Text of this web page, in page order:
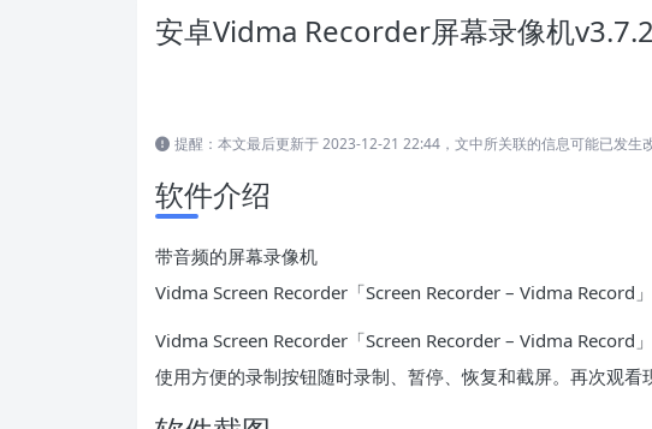
安卓Vidma Recorder屏幕录像机
提醒：本文最后更新于 2023-12-21 22:44，文中所关联的信息可能已发生
软件介绍
带音频的屏幕录像机
Vidma Screen Recorder「Screen Recorder – Vidma Record
Vidma Screen Recorder「Screen Recorder – Vidma Record
使用方便的录制按钮随时录制、暂停、恢复和截屏。再次观看